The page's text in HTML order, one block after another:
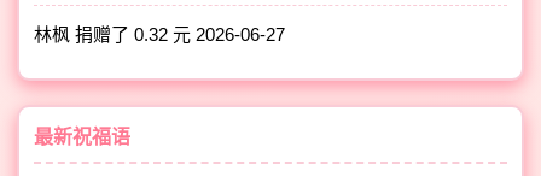
林枫 捐赠了 0.32 元 2026-06-27
最新祝福语